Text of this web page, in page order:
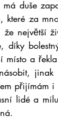
duše
které za
největší
místo a
přijímám
lidé a